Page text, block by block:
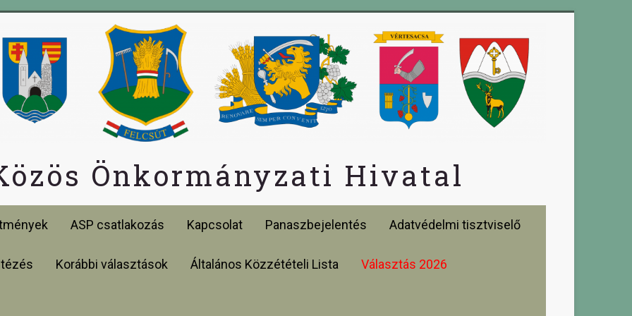
Önkormányzati Hivatal
ASP csatlakozás Kapcsolat Panaszbejelentés Adatvédelmi tisztviselő
Korábbi választások Általános Közzétételi Lista Választás 2026